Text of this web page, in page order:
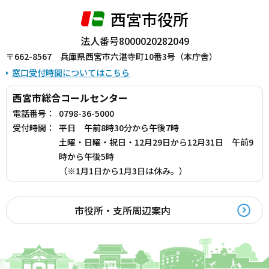
西宮市役所
法人番号8000020282049
〒662-8567 兵庫県西宮市六湛寺町10番3号（本庁舎）
窓口受付時間についてはこちら
西宮市総合コールセンター
電話番号：
0798-36-5000
受付時間：
平日 午前8時30分から午後7時
土曜・日曜・祝日・12月29日から12月31日 午前9
時から午後5時
（※1月1日から1月3日は休み。）
市役所・支所周辺案内